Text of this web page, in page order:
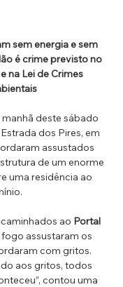
sem energia e sem
é crime previsto no
na Lei de Crimes
deste sábado
dos Pires, em
assustados
de um enorme
uma residência ao
ao Portal
assustaram os
com gritos.
aos gritos, todos
contou uma